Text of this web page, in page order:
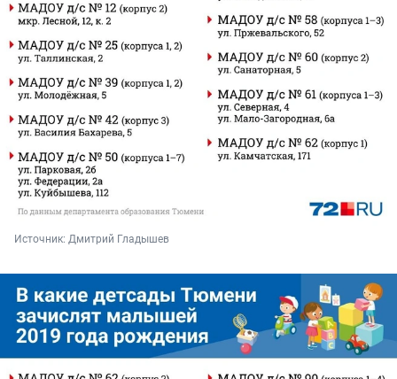
Источник: Дмитрий Гладышев